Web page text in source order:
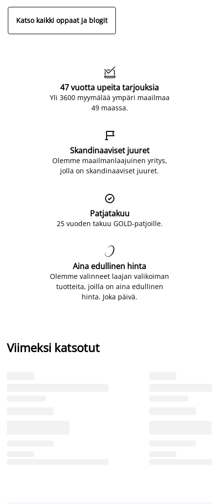
Katso kaikki oppaat ja blogit

47 vuotta upeita tarjouksia
Yli 3600 myymälää ympäri maailmaa
49 maassa.

Skandinaaviset juuret
Olemme maailmanlaajuinen yritys,
jolla on skandinaaviset juuret.

Patjatakuu
25 vuoden takuu GOLD-patjoille.

Aina edullinen hinta
Olemme valinneet laajan valikoiman
tuotteita, joilla on aina edullinen
hinta. Joka päivä.
Viimeksi katsotut